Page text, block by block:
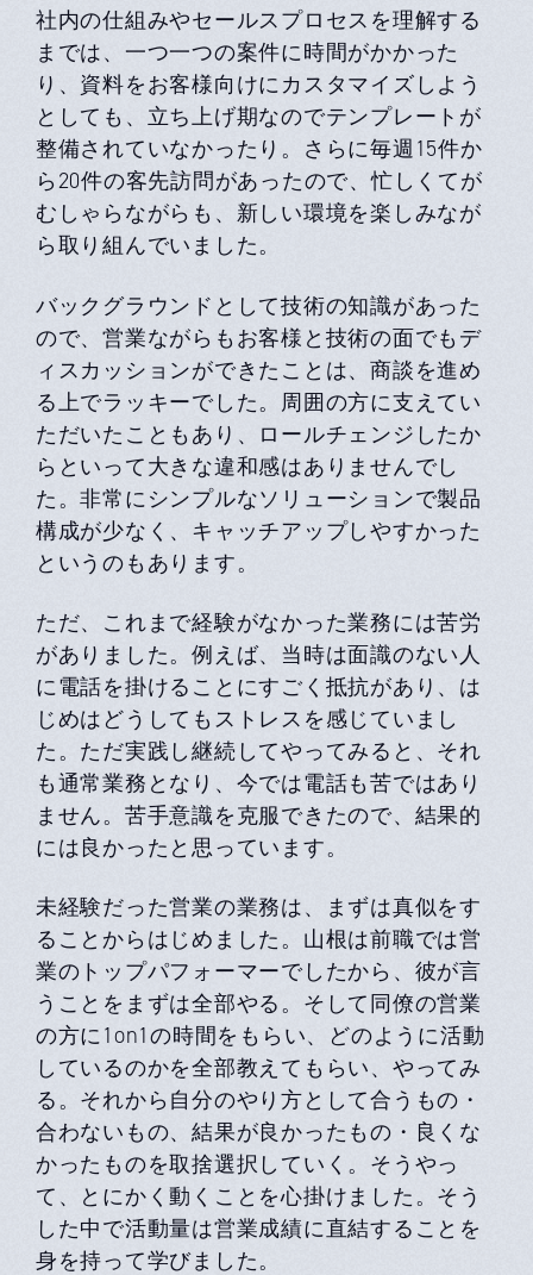
社内の仕組みやセールスプロセスを理解する
までは、一つ一つの案件に時間がかかった
り、資料をお客様向けにカスタマイズしよう
としても、立ち上げ期なのでテンプレートが
整備されていなかったり。さらに毎週15件か
ら20件の客先訪問があったので、忙しくてが
むしゃらながらも、新しい環境を楽しみなが
ら取り組んでいました。
バックグラウンドとして技術の知識があった
ので、営業ながらもお客様と技術の面でもデ
ィスカッションができたことは、商談を進め
る上でラッキーでした。周囲の方に支えてい
ただいたこともあり、ロールチェンジしたか
らといって大きな違和感はありませんでし
た。非常にシンプルなソリューションで製品
構成が少なく、キャッチアップしやすかった
というのもあります。
ただ、これまで経験がなかった業務には苦労
がありました。例えば、当時は面識のない人
に電話を掛けることにすごく抵抗があり、は
じめはどうしてもストレスを感じていまし
た。ただ実践し継続してやってみると、それ
も通常業務となり、今では電話も苦ではあり
ません。苦手意識を克服できたので、結果的
には良かったと思っています。
未経験だった営業の業務は、まずは真似をす
ることからはじめました。山根は前職では営
業のトップパフォーマーでしたから、彼が言
うことをまずは全部やる。そして同僚の営業
の方に1on1の時間をもらい、どのように活動
しているのかを全部教えてもらい、やってみ
る。それから自分のやり方として合うもの・
合わないもの、結果が良かったもの・良くな
かったものを取捨選択していく。そうやっ
て、とにかく動くことを心掛けました。そう
した中で活動量は営業成績に直結することを
身を持って学びました。